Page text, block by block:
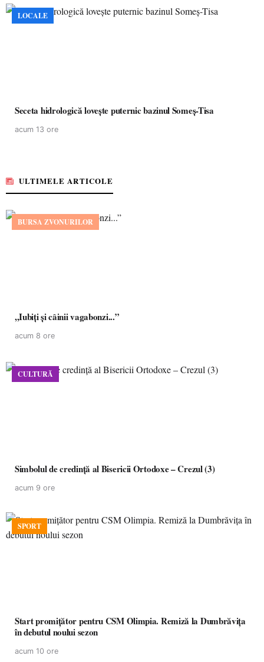
LOCALE
Seceta hidrologică lovește puternic bazinul Someș-Tisa
acum 13 ore
ULTIMELE ARTICOLE
BURSA ZVONURILOR
,,Iubiți și câinii vagabonzi...”
acum 8 ore
CULTURĂ
Simbolul de credinţă al Bisericii Ortodoxe – Crezul (3)
acum 9 ore
SPORT
Start promițător pentru CSM Olimpia. Remiză la Dumbrăvița
în debutul noului sezon
acum 10 ore